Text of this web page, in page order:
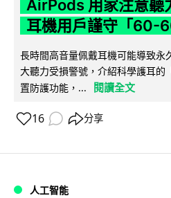
AirPods 用家注意聽
耳機用戶謹守「60-
長時間高音量佩戴耳機可能導致永
大聽力受損警號，介紹科學護耳
置防護功能，...
閱讀全文
16 分享
人工智能